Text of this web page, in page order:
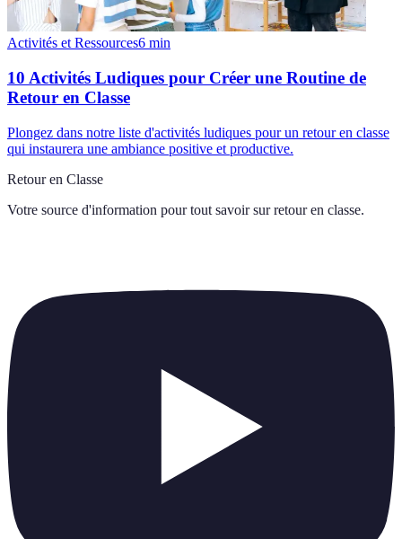
Activités et Ressources6 min
10 Activités Ludiques pour Créer une Routine de
Retour en Classe
Plongez dans notre liste d'activités ludiques pour un retour en classe
qui instaurera une ambiance positive et productive.
Retour en Classe
Votre source d'information pour tout savoir sur retour en classe.